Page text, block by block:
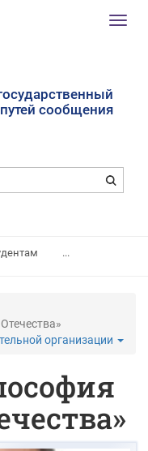
сообщения
...
организации